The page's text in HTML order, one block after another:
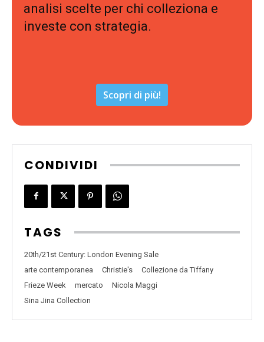
analisi scelte per chi colleziona e
investe con strategia.
Scopri di più!
CONDIVIDI
TAGS
20th/21st Century: London Evening Sale
arte contemporanea
Christie's
Collezione da Tiffany
Frieze Week
mercato
Nicola Maggi
Sina Jina Collection